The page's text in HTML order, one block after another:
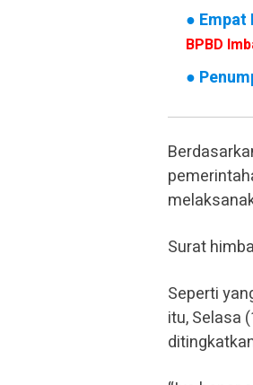
● Empat
BPBD
●
Surat
Seperti
itu, Selasa